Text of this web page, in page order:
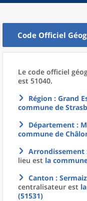
Code Officiel
Le code officiel
est 51040.
Région : Grand
commune de
Département :
commune de
Arrondissement
lieu est la
Canton :
centralisateur est
(51531)